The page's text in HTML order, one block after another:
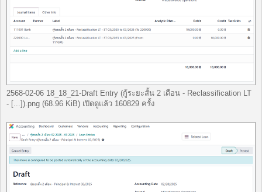
2568-02-06 18_18_21-Draft Entry (กู้ระยะสั้น 2 เดือน - Reclassification LT
- [...]).png (68.96 KiB) เปิดดูแล้ว 160829 ครั้ง